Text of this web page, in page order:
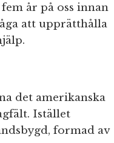
år på oss innan
att upprätthålla
det amerikanska
Istället
formad av